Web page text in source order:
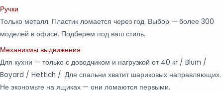
Ручки
Только металл. Пластик ломается через год. Выбор — более 300
моделей в офисе. Подберем под ваш стиль.
Механизмы выдвижения
Для кухни — только с доводчиком и нагрузкой от 40 кг / Blum /
Boyard / Hettich /. Для спальни хватит шариковых направляющих.
Не экономьте на ящиках — они ломаются первыми.